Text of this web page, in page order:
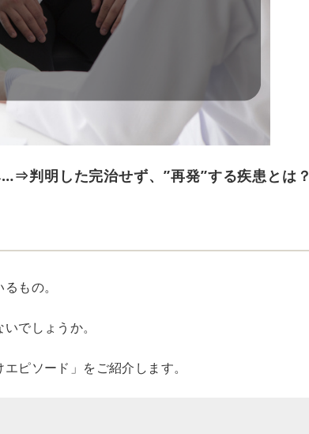
判明した完治せず、”再発”する疾患とは？
もの。
でしょうか。
ピソード」をご紹介します。